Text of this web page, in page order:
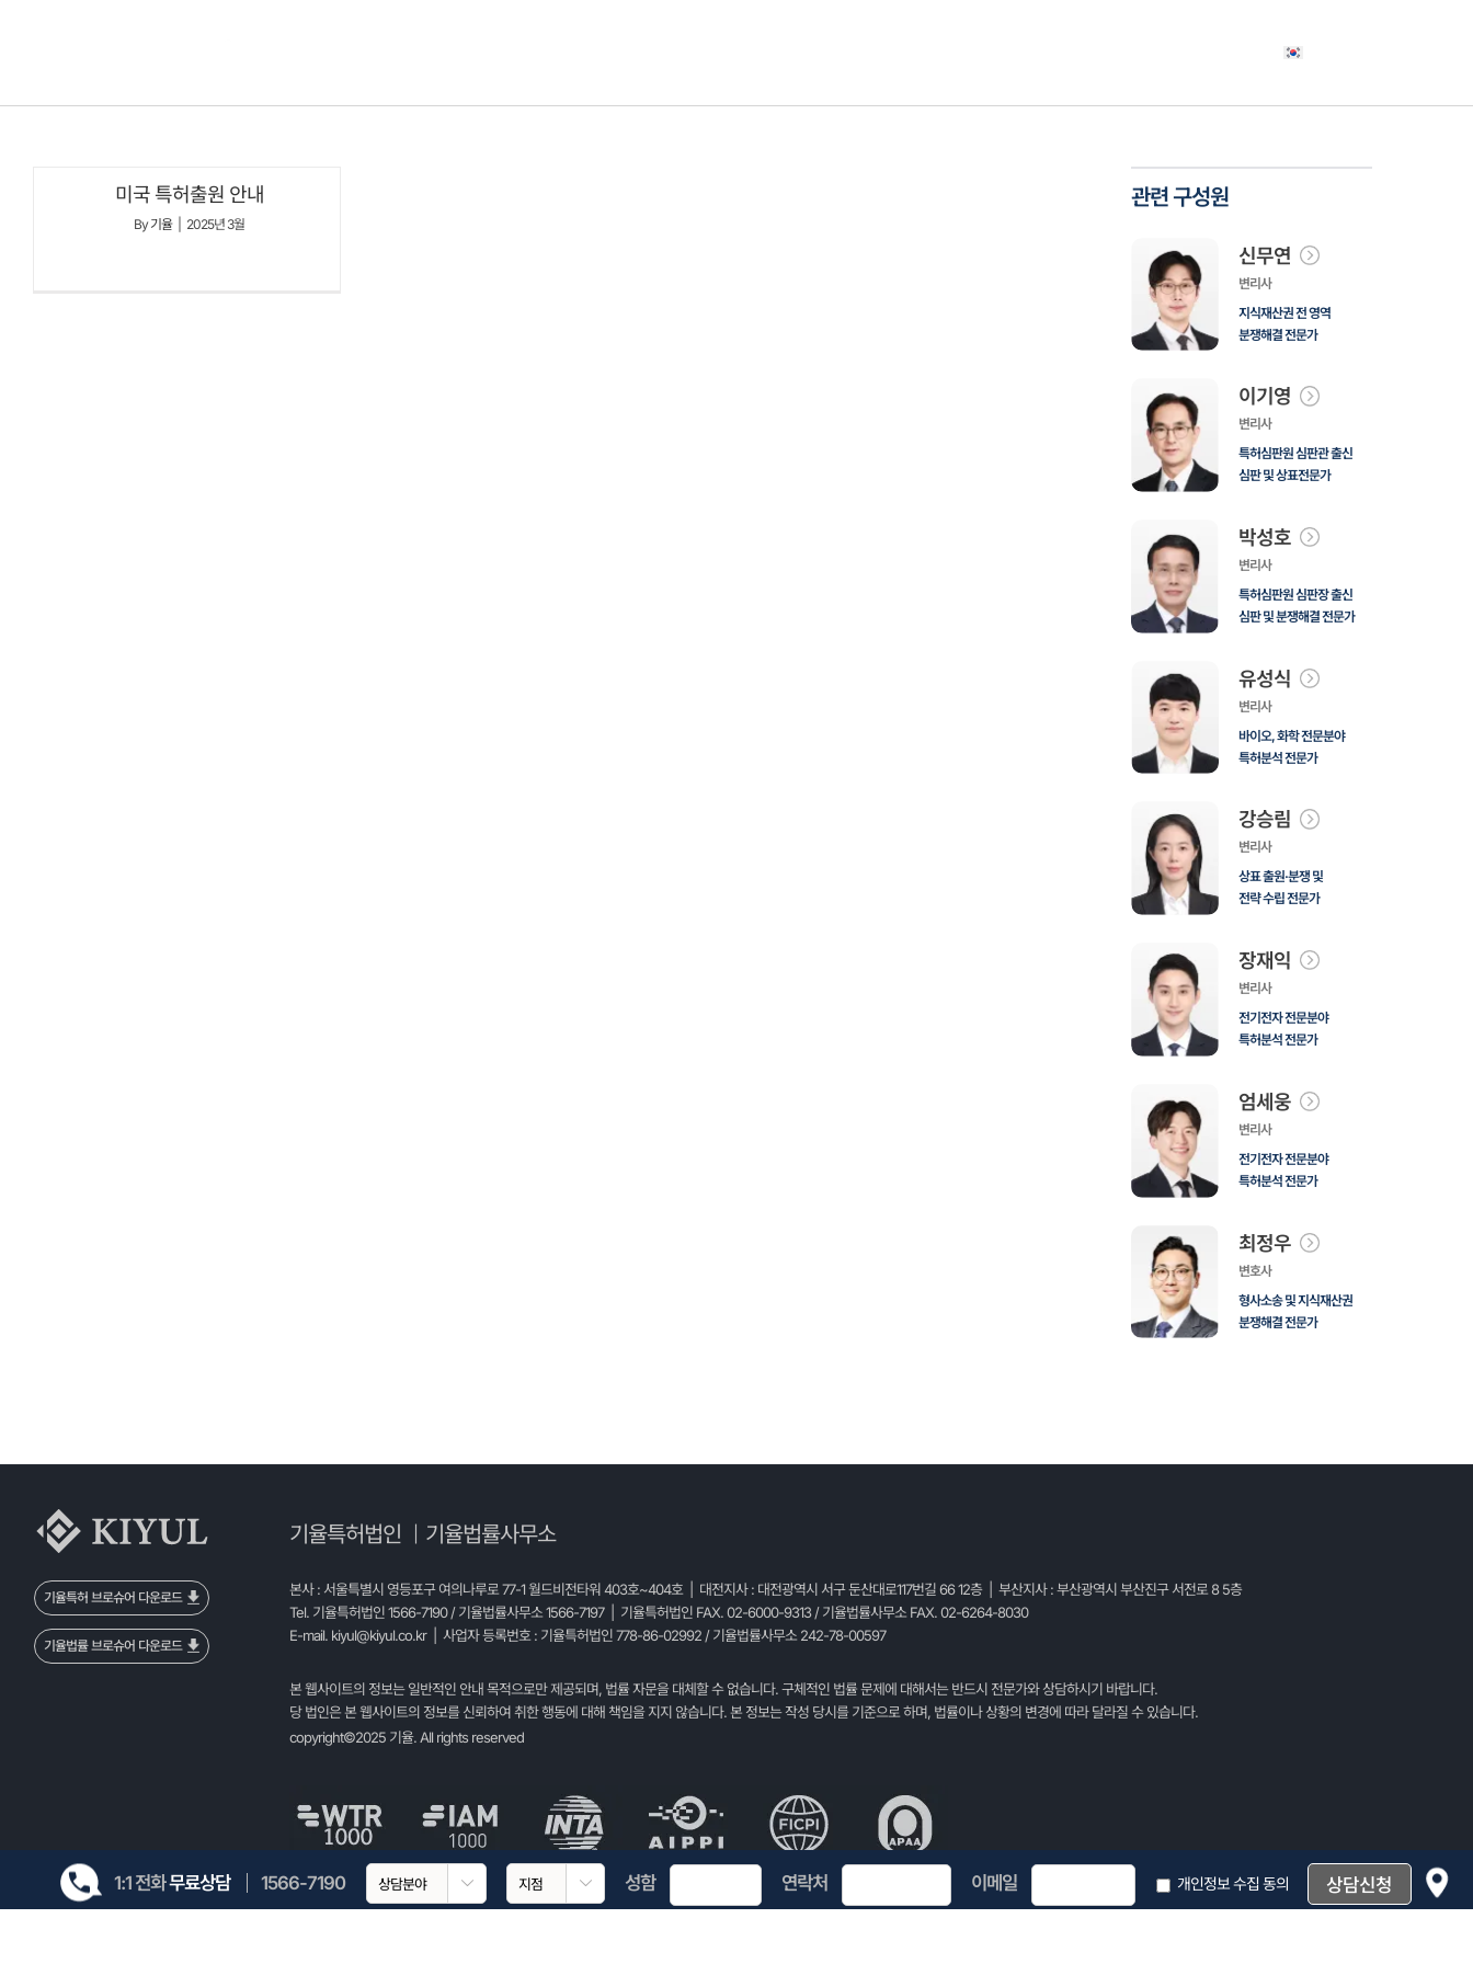
미국 특허출원 안내
By기율 2025년 3월
관련 구성원
신무연
변리사
지식재산권 전 영역
분쟁해결 전문가
이기영
변리사
특허심판원 심판관 출신
심판 및 상표전문가
박성호
변리사
특허심판원 심판장 출신
심판 및 분쟁해결 전문가
유성식
변리사
바이오, 화학 전문분야
특허분석 전문가
강승림
변리사
상표 출원·분쟁 및
전략 수립 전문가
장재익
변리사
전기전자 전문분야
특허분석 전문가
엄세웅
변리사
전기전자 전문분야
특허분석 전문가
최정우
변호사
형사소송 및 지식재산권
분쟁해결 전문가
기율특허 브로슈어 다운로드
기율법률 브로슈어 다운로드
기율특허법인 기율법률사무소
본사 : 서울특별시 영등포구 여의나루로 77-1 월드비전타워 403호~404호 | 대전지사 : 대전광역시 서구 둔산대로117번길 66 12층 | 부산지사 : 부산광역시 부산진구 서전로 8 5층
Tel. 기율특허법인 1566-7190 / 기율법률사무소 1566-7197 | 기율특허법인 FAX. 02-6000-9313 / 기율법률사무소 FAX. 02-6264-8030
E-mail. kiyul@kiyul.co.kr| 사업자 등록번호 : 기율특허법인 778-86-02992 / 기율법률사무소 242-78-00597
본 웹사이트의 정보는 일반적인 안내 목적으로만 제공되며, 법률 자문을 대체할 수 없습니다. 구체적인 법률 문제에 대해서는 반드시 전문가와 상담하시기 바랍니다.
당 법인은 본 웹사이트의 정보를 신뢰하여 취한 행동에 대해 책임을 지지 않습니다. 본 정보는 작성 당시를 기준으로 하며, 법률이나 상황의 변경에 따라 달라질 수 있습니다.
copyright©2025 기율. All rights reserved
1:1 전화 무료상담 1566-7190 성함 연락처 이메일 개인정보 수집 동의